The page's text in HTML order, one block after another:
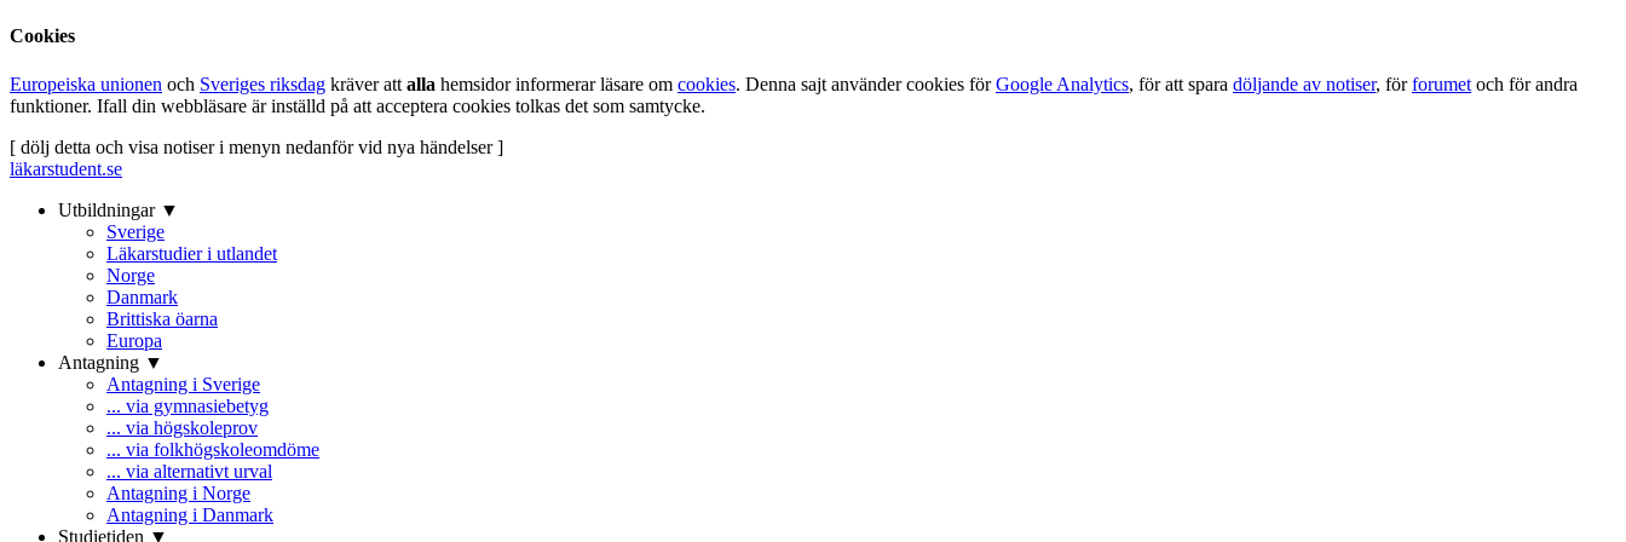
Cookies
Europeiska unionen och Sveriges riksdag kräver att alla hemsidor informerar läsare om cookies. Denna sajt använder cookies förGoogle Analytics, för att spara döljande av notiser, förforumet och för andra
funktioner. Ifall din webbläsare är inställd på att acceptera cookies tolkas det som samtycke.
[ dölj detta och visa notiser i menyn nedanför vid nya händelser ]
läkarstudent.se
Utbildningar ▼
Sverige
Läkarstudier i utlandet
Norge
Danmark
Brittiska öarna
Europa
Antagning ▼
Antagning i Sverige
... via gymnasiebetyg
... via högskoleprov
... via folkhögskoleomdöme
... via alternativt urval
Antagning i Norge
Antagning i Danmark
Studietiden ▼